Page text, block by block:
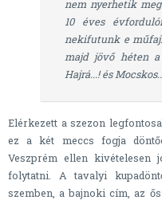
nem nyerhetik
10 éves
nekifutunk e
majd jövő héten
Hajrá...! és
Elérkezett a szezon
ez a két meccs fogja
Veszprém ellen kivételesen
folytatni. A tavalyi
szemben, a bajnoki cím, az